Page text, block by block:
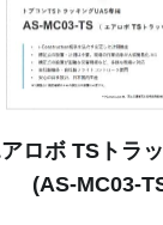
ロボ TSトラ
(AS-MC03-